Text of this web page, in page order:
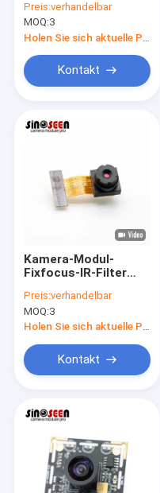
OV8825 Sensor für
anpassbare
Preis:verhandelbar
MOQ:3
Kontakt
Kamera-Modul-
Fixfocus-IR-Filter
Sensor-DVP
Preis:verhandelbar
MOQ:3
Kontakt